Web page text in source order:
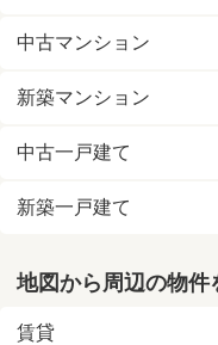
中古マンション
新築マンション
中古一戸建て
新築一戸建て
地図から周辺の物件
賃貸